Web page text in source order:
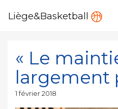
Liège&Basketball
« Le
largement
Publié
1 février 2018